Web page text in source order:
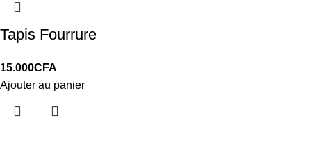
Tapis Fourrure
15.000CFA
Ajouter au panier